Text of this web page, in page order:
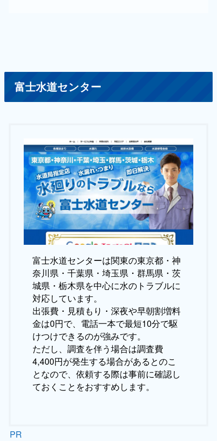
富士水道センター
富士水道センターは関東の東京都・神
奈川県・千葉県・埼玉県・群馬県・茨
城県・栃木県を中心に水のトラブルに
対応しています。
出張費・見積もり・深夜や早朝割増料
金は0円で、電話一本で最短10分で駆
けつけできるのが強みです。
ただし、調査を伴う場合は調査費
4,400円が発生する場合があるとのこ
となので、依頼する際は事前に確認し
ておくことをおすすめします。
PR